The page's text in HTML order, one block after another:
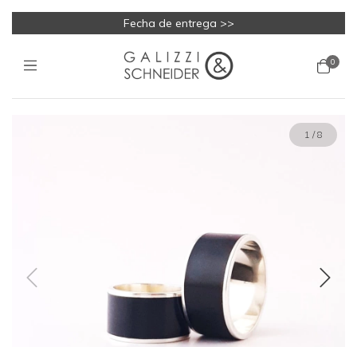
Fecha de entrega >>
0
1 /8